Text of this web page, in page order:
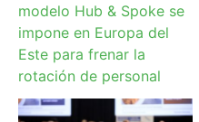
modelo Hub & Spoke se
impone en Europa del
Este para frenar la
rotación de personal